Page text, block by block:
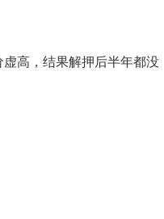
高，结果解押后半年都没